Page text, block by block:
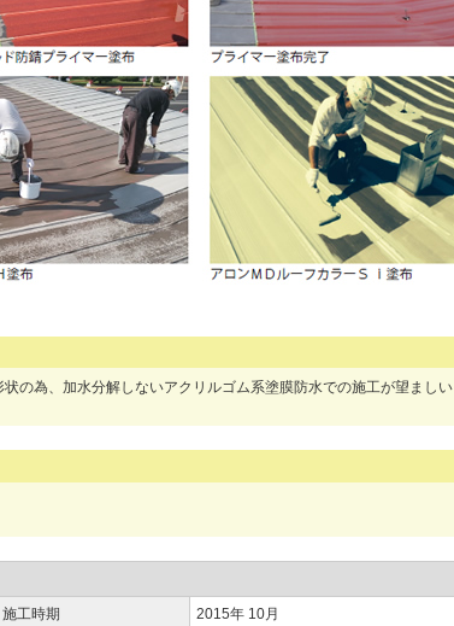
の為、加水分解しないアクリルゴム系塗膜防水での施工が望ましい
施工時期 2015年 10月